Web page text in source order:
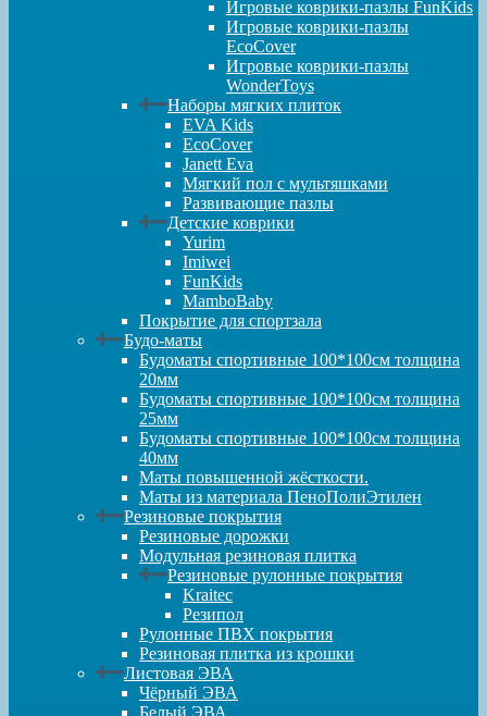
Игровые коврики-пазлы FunKids
Игровые коврики-пазлы
EcoCover
Игровые коврики-пазлы
WonderToys
Наборы мягких плиток
EVA Kids
EcoCover
Janett Eva
Мягкий пол с мультяшками
Развивающие пазлы
Детские коврики
Yurim
Imiwei
FunKids
MamboBaby
Покрытие для спортзала
Будо-маты
Будоматы спортивные 100*100см толщина
20мм
Будоматы спортивные 100*100см толщина
25мм
Будоматы спортивные 100*100см толщина
40мм
Маты повышенной жёсткости.
Маты из материала ПеноПолиЭтилен
Резиновые покрытия
Резиновые дорожки
Модульная резиновая плитка
Резиновые рулонные покрытия
Kraitec
Резипол
Рулонные ПВХ покрытия
Резиновая плитка из крошки
Листовая ЭВА
Чёрный ЭВА
Белый ЭВА